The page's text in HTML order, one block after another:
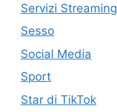
Servizi Streaming
Sesso
Social Media
Sport
Star di TikTok